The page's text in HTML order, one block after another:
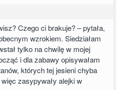
Czego ci brakuje? – pytała,
wzrokiem. Siedziałam
tylko na chwilę w mojej
i dla zabawy opisywałam
których tej jesieni chyba
zasypywały alejki w